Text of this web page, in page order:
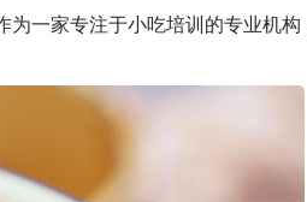
一家专注于小吃培训的专业机构